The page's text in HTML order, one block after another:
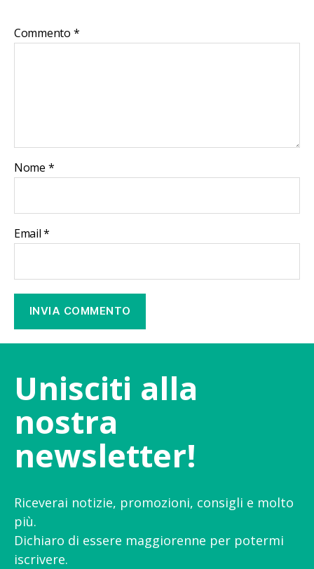
Commento *
Nome *
Email*
Unisciti alla
nostra
newsletter!
Riceverai notizie, promozioni, consigli e molto
più.
Dichiaro di essere maggiorenne per potermi
iscrivere.